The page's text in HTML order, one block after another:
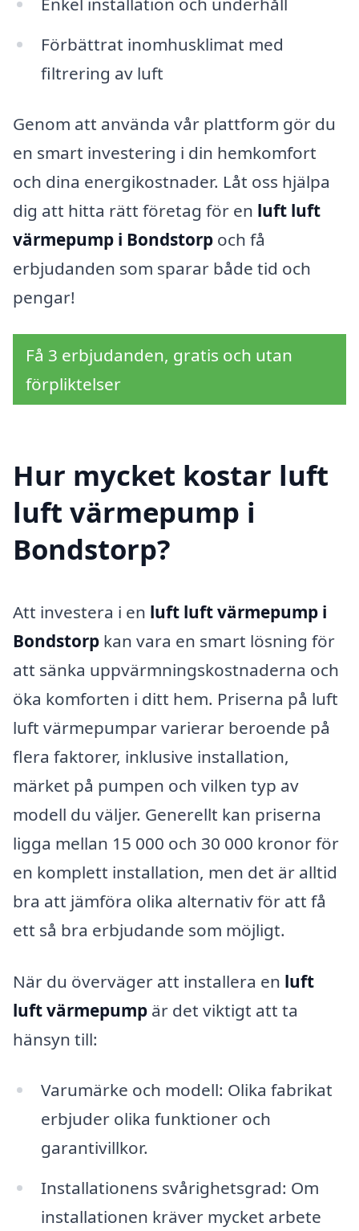
Förbättrat inomhusklimat med
filtrering av luft
Genom att använda vår plattform gör du
en smart investering i din hemkomfort
och dina energikostnader. Låt oss hjälpa
dig att hitta rätt företag för en luft luft
värmepump i Bondstorp och få
erbjudanden som sparar både tid och
pengar!
Få 3 erbjudanden, gratis och utan
förpliktelser
Hur mycket kostar luft
luft värmepump i
Bondstorp?
Att investera i en luft luft värmepump i
Bondstorp kan vara en smart lösning för
att sänka uppvärmningskostnaderna och
öka komforten i ditt hem. Priserna på luft
luft värmepumpar varierar beroende på
flera faktorer, inklusive installation,
märket på pumpen och vilken typ av
modell du väljer. Generellt kan priserna
ligga mellan 15 000 och 30 000 kronor för
en komplett installation, men det är alltid
bra att jämföra olika alternativ för att få
ett så bra erbjudande som möjligt.
När du överväger att installera en luft
luft värmepump är det viktigt att ta
hänsyn till:
Varumärke och modell: Olika fabrikat
erbjuder olika funktioner och
garantivillkor.
Installationens svårighetsgrad: Om
installationen kräver mycket arbete